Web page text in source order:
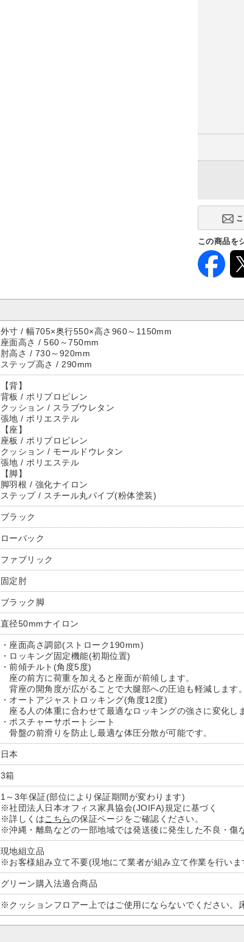
この商品を
外寸 / 幅705×奥行550×高さ960～1150mm
座面高さ / 560～750mm
肘高さ / 730～920mm
ステップ高さ / 290mm
【背】
背板 / ポリプロピレン
クッション / スラブウレタン
張地 / ポリエステル
【座】
座板 / ポリプロピレン
クッション / モールドウレタン
張地 / ポリエステル
【脚】
脚羽根 / 強化ナイロン
ステップ / スチール丸パイプ(粉体塗装)
ブラック
ローバック
ファブリック
固定肘
ブラック脚
直径50mmナイロン
・座面高さ調節(ストローク190mm)
・ロッキング固定機能(初期位置)
・前傾チルト(角度5度)
座の前方に荷重を加えると座面が前傾します。
背座の開角度が広がることで大腿部への圧迫も軽減します。
・オートアジャストロッキング(角度12度)
座る人の体重に合わせて最適なロッキングの強さに変化し
・ポスチャーサポートシート
骨盤の前滑りを防止し最適な体圧分散が可能です。
日本
3箱
1～3年保証(部位により保証期間が変わります)
※社団法人日本オフィス家具協会(JOIFA)規定に基づく
※詳しくはこちらの保証ページをご確認ください。
※沖縄・離島などの一部地域では発送後に発生した不良・傷
現地組立品
※お客様組み立て不要(現地にて業者が組み立て作業を行いま
グリーン購入法適合商品
※クッションフロアー上ではご使用にならないでください。